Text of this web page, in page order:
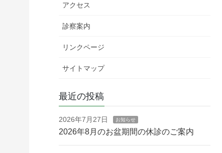
アクセス
診察案内
リンクページ
サイトマップ
最近の投稿
2026年7月27日 お知らせ
2026年8月のお盆期間の休診のご案内